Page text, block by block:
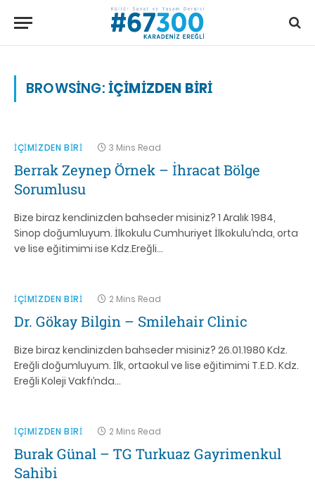
BROWSING:İÇIMIZDEN BIRI
İÇIMIZDEN BIRI 3 Mins Read
Berrak Zeynep Örnek – İhracat Bölge
Sorumlusu
Bize biraz kendinizden bahseder misiniz? 1 Aralık 1984,
Sinop doğumluyum. İlkokulu Cumhuriyet İlkokulu’nda, orta
ve lise eğitimimi ise Kdz.Ereğli…
İÇIMIZDEN BIRI 2 Mins Read
Dr. Gökay Bilgin – Smilehair Clinic
Bize biraz kendinizden bahseder misiniz? 26.01.1980 Kdz.
Ereğli doğumluyum. İlk, ortaokul ve lise eğitimimi T.E.D. Kdz.
Ereğli Koleji Vakfı’nda…
İÇIMIZDEN BIRI 2 Mins Read
Burak Günal – TG Turkuaz Gayrimenkul
Sahibi